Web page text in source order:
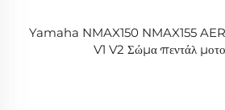
Yamaha NMAX150 NMAX155
V1 V2 Σώμα πεντάλ